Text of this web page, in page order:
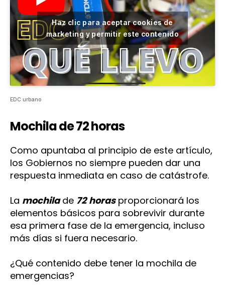
Haz clic para aceptar cookies de
marketing y permitir este contenido
EDC urbano
Mochila de 72 horas
Como apuntaba al principio de este artículo,
los Gobiernos no siempre pueden dar una
respuesta inmediata en caso de catástrofe.
La mochilade 72 horasproporcionará los
elementos básicos para sobrevivir durante
esa primera fase de la emergencia, incluso
más días si fuera necesario.
¿Qué contenido debe tener la mochila de
emergencias?